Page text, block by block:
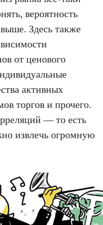
вероятность
Здесь также
от ценового
активных
торгов и прочего.
— то есть
извлечь огромную